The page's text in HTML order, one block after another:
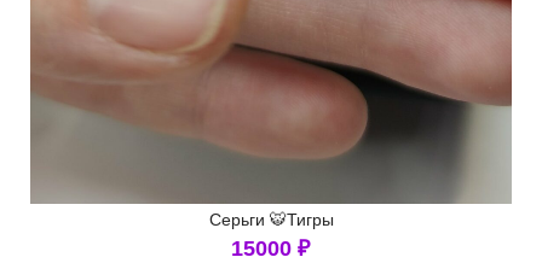
Серьги 🐯Тигры
15000 ₽